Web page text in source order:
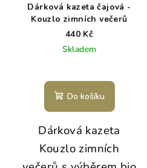
Dárková kazeta čajová -
Kouzlo zimních večerů
440 Kč
Skladem
Do košíku
Dárková kazeta
Kouzlo zimních